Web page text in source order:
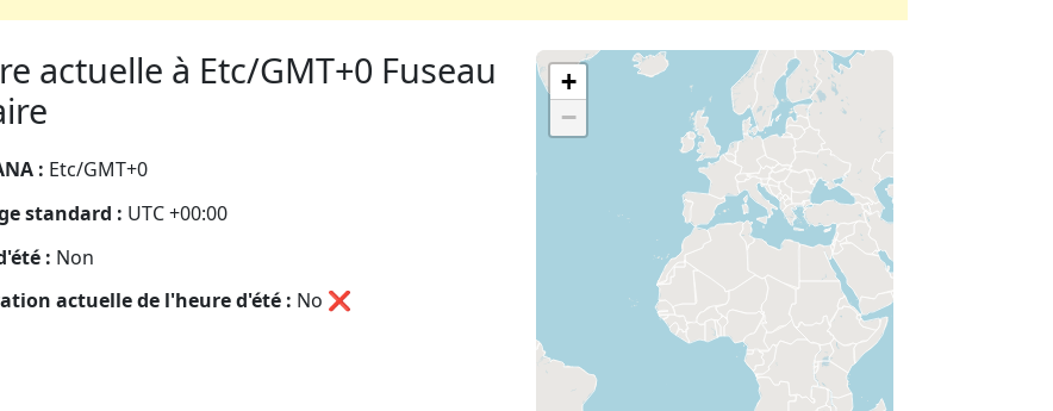
actuelle à Etc/GMT+0 Fuseau
: Etc/GMT+0
standard : UTC +00:00
: Non
actuelle de l'heure d'été : No ❌
+
−